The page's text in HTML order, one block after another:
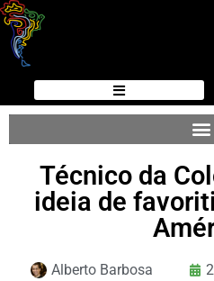
Técnico da
ideia de
Alberto Barbosa